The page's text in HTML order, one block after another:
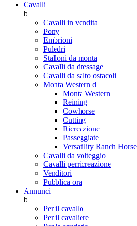
Cavalli
b
Cavalli in vendita
Pony
Embrioni
Puledri
Stalloni da monta
Cavalli da dressage
Cavalli da salto ostacoli
Monta Western d
Monta Western
Reining
Cowhorse
Cutting
Ricreazione
Passeggiate
Versatility Ranch Horse
Cavalli da volteggio
Cavalli perricreazione
Venditori
Pubblica ora
Annunci
b
Per il cavallo
Per il cavaliere